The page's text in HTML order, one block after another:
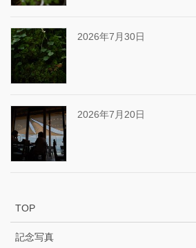
2026年7月30日
2026年7月20日
TOP
記念写真